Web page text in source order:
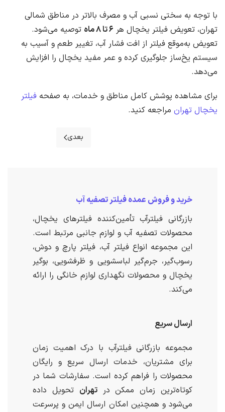
با توجه به سختی نسبی آب و مصرف بالاتر در مناطق شمالی
تهران، تعویض فیلتر یخچال هر ۶ تا ۸ ماه
توصیه می‌شود.
تعویض به‌موقع فیلتر از افت فشار آب، تغییر طعم و آسیب به
سیستم یخ‌ساز جلوگیری کرده و عمر مفید یخچال را افزایش
می‌دهد.
برای مشاهده پوشش کامل مناطق و خدمات، به صفحه فیلتر
یخچال تهران مراجعه کنید.
بعدی
خرید و فروش عمده فیلتر تصفیه آب
بازرگانی فیلترآب تأمین‌کننده فیلترهای یخچال،
محصولات تصفیه آب و لوازم جانبی مرتبط است.
این مجموعه انواع فیلتر آب، فیلتر پارچ و دوش،
رسوب‌گیر، جرم‌گیر لباسشویی و ظرفشویی، بوگیر
یخچال و محصولات نگهداری لوازم خانگی را ارائه
می‌کند.
ارسال سریع
مجموعه بازرگانی فیلترآب با درک اهمیت زمان
برای مشتریان، خدمات ارسال سریع و رایگان
محصولات را فراهم کرده است. سفارشات شما در
کوتاه‌ترین زمان ممکن درتهران تحویل داده
می‌شود و همچنین امکان ارسال ایمن و پرسرعت